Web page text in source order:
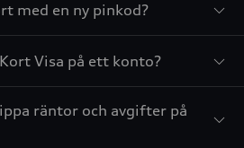
med en ny pinkod?
Visa på ett konto?
räntor och avgifter på